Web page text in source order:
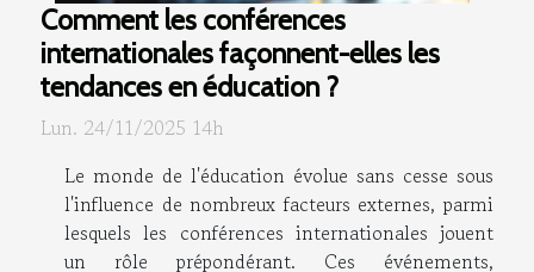
Comment les conférences
internationales façonnent-elles les
tendances en éducation ?
Lun. 24/11/2025 14h
Le monde de l'éducation évolue sans cesse sous
l'influence de nombreux facteurs externes, parmi
lesquels les conférences internationales jouent
un rôle prépondérant. Ces événements,